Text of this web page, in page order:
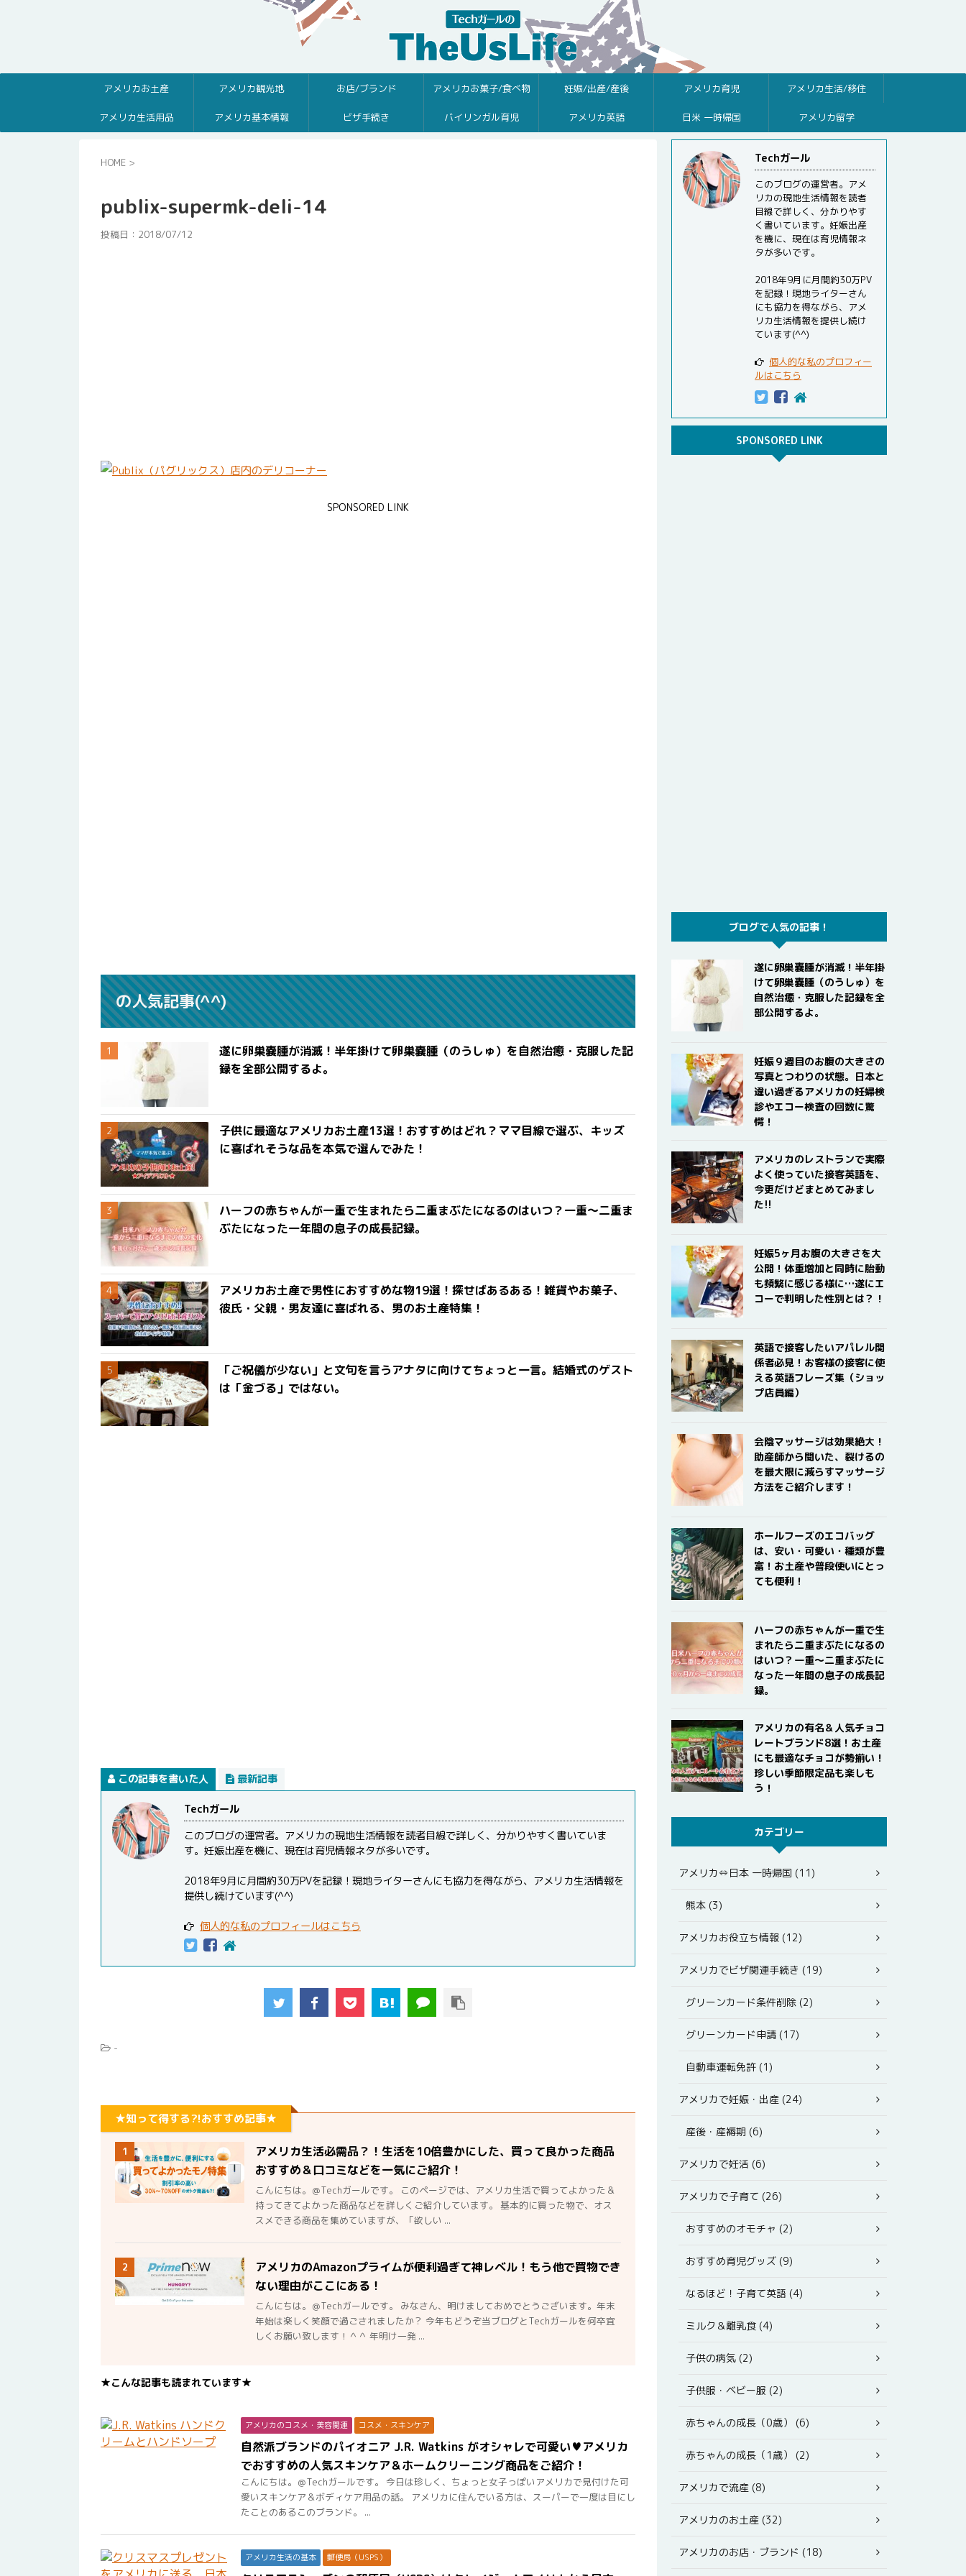
アメリカお土産 アメリカ観光地 お店/ブランド アメリカお菓子/食べ物 妊娠/出産/産後 アメリカ育児 アメリカ生活/移住
アメリカ生活用品 アメリカ基本情報 ビザ手続き バイリンガル育児 アメリカ英語 日米 一時帰国 アメリカ留学
HOME >
publix-supermk-deli-14
投稿日： 2018/07/12
SPONSORED LINK
の人気記事(^^)
遂に卵巣嚢腫が消滅！半年掛けて卵巣嚢腫（のうしゅ）を自然治癒・克服した記
録を全部公開するよ。
子供に最適なアメリカお土産13選！おすすめはどれ？ママ目線で選ぶ、キッズ
に喜ばれそうな品を本気で選んでみた！
ハーフの赤ちゃんが一重で生まれたら二重まぶたになるのはいつ？一重〜二重ま
ぶたになった一年間の息子の成長記録。
アメリカお土産で男性におすすめな物19選！探せばあるある！雑貨やお菓子、
彼氏・父親・男友達に喜ばれる、男のお土産特集！
「ご祝儀が少ない」と文句を言うアナタに向けてちょっと一言。結婚式のゲスト
は「金づる」ではない。
この記事を書いた人 最新記事
Techガール
このブログの運営者。アメリカの現地生活情報を読者目線で詳しく、分かりやすく書いていま
す。妊娠出産を機に、現在は育児情報ネタが多いです。
2018年9月に月間約30万PVを記録！現地ライターさんにも協力を得ながら、アメリカ生活情報を
提供し続けています(^^)
個人的な私のプロフィールはこちら
-
★知って得する?!おすすめ記事★
1
アメリカ生活必需品？！生活を10倍豊かにした、買って良かった商品
おすすめ＆口コミなどを一気にご紹介！
こんにちは。＠Techガールです。 このページでは、アメリカ生活で買ってよかった＆
持ってきてよかった商品などを詳しくご紹介しています。 基本的に買った物で、オス
スメできる商品を集めていますが、「欲しい ...
2
アメリカのAmazonプライムが便利過ぎて神レベル！もう他で買物でき
ない理由がここにある！
こんにちは。＠Techガールです。 みなさん、明けましておめでとうございます。年末
年始は楽しく笑顔で過ごされましたか？ 今年もどうぞ当ブログとTechガールを何卒宜
しくお願い致します！＾＾ 年明け一発 ...
★こんな記事も読まれています★
アメリカのコスメ・美容関連 コスメ・スキンケア
自然派ブランドのパイオニア J.R. Watkins がオシャレで可愛い♥アメリカ
でおすすめの人気スキンケア＆ホームクリーニング商品をご紹介！
こんにちは。＠Techガールです。 今日は珍しく、ちょっと女子っぽいアメリカで見付けた可
愛いスキンケア＆ボディケア用品の話。 アメリカに住んでいる方は、スーパーで一度は目にし
たことのあるこのブランド。 ...
アメリカ生活の基本 郵便局（USPS）
Techガール
このブログの運営者。アメ
リカの現地生活情報を読者
目線で詳しく、分かりやす
く書いています。妊娠出産
を機に、現在は育児情報ネ
タが多いです。
2018年9月に月間約30万PV
を記録！現地ライターさん
にも協力を得ながら、アメ
リカ生活情報を提供し続け
ています(^^)
個人的な私のプロフィー
ルはこちら
SPONSORED LINK
ブログで人気の記事！
遂に卵巣嚢腫が消滅！半年掛
けて卵巣嚢腫（のうしゅ）を
自然治癒・克服した記録を全
部公開するよ。
妊娠９週目のお腹の大きさの
写真とつわりの状態。日本と
違い過ぎるアメリカの妊婦検
診やエコー検査の回数に驚
愕！
アメリカのレストランで実際
よく使っていた接客英語を、
今更だけどまとめてみまし
た!!
妊娠5ヶ月お腹の大きさを大
公開！体重増加と同時に胎動
も頻繁に感じる様に…遂にエ
コーで判明した性別とは？！
英語で接客したいアパレル関
係者必見！お客様の接客に使
える英語フレーズ集（ショッ
プ店員編）
会陰マッサージは効果絶大！
助産師から聞いた、裂けるの
を最大限に減らすマッサージ
方法をご紹介します！
ホールフーズのエコバッグ
は、安い・可愛い・種類が豊
富！お土産や普段使いにとっ
ても便利！
ハーフの赤ちゃんが一重で生
まれたら二重まぶたになるの
はいつ？一重〜二重まぶたに
なった一年間の息子の成長記
録。
アメリカの有名＆人気チョコ
レートブランド8選！お土産
にも最適なチョコが勢揃い！
珍しい季節限定品も楽しも
う！
カテゴリー
アメリカ⇔日本 一時帰国 (11)
熊本 (3)
アメリカお役立ち情報 (12)
アメリカでビザ関連手続き (19)
グリーンカード条件削除 (2)
グリーンカード申請 (17)
自動車運転免許 (1)
アメリカで妊娠・出産 (24)
産後・産褥期 (6)
アメリカで妊活 (6)
アメリカで子育て (26)
おすすめのオモチャ (2)
おすすめ育児グッズ (9)
なるほど！子育て英語 (4)
ミルク＆離乳食 (4)
子供の病気 (2)
子供服・ベビー服 (2)
赤ちゃんの成長（0歳） (6)
赤ちゃんの成長（1歳） (2)
アメリカで流産 (8)
アメリカのお土産 (32)
アメリカのお店・ブランド (18)